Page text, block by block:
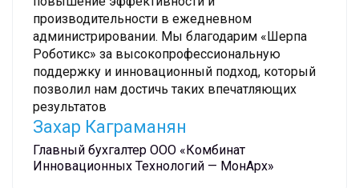
производительности в ежедневном
администрировании. Мы благодарим «Шерпа
Роботикс»‎ за высокопрофессиональную
поддержку и инновационный подход, который
позволил нам достичь таких впечатляющих
результатов
Захар Каграманян
Главный бухгалтер ООО «Комбинат
Инновационных Технологий — МонАрх»